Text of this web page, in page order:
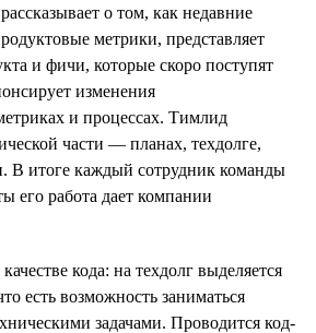
о том, как недавние
метрики, представляет
и фичи, которые скоро поступят
изменения
и процессах. Тимлид
части — планах, техдолге,
В итоге каждый сотрудник команды
его работа дает компании
кода: на техдолг выделяется
есть возможность заниматься
задачами. Проводится код-